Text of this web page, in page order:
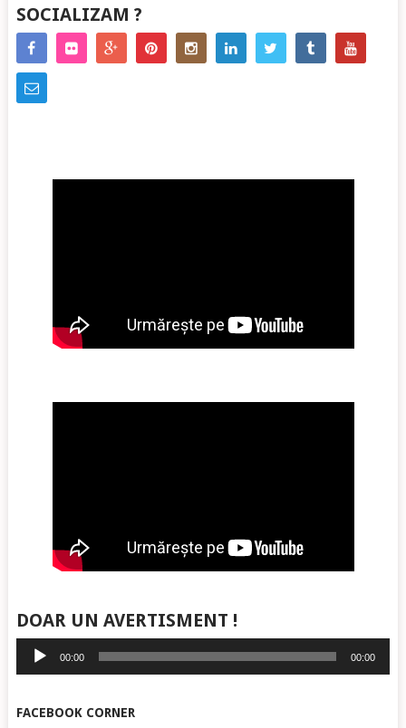
SOCIALIZAM ?
DOAR UN AVERTISMENT !
Player
audio
00:00 00:00
FACEBOOK CORNER